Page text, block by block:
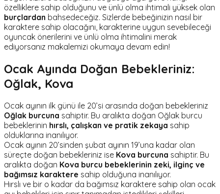
özelliklere sahip olduğunu ve ünlü olma ihtimali yüksek olan
burçlardan bahsedeceğiz. Sizlerde bebeğinizin nasıl bir
karaktere sahip olacağını, karakterine uygun sevebileceği
oyuncak önerilerini ve ünlü olma ihtimalini merak
ediyorsanız makalemizi okumaya devam edin!
Ocak Ayında Doğan Bebekleriniz:
Oğlak, Kova
Ocak ayının ilk günü ile 20’si arasında doğan bebekleriniz
Oğlak burcuna sahiptir. Bu aralıkta doğan Oğlak burcu
bebeklerinin hırslı, çalışkan ve pratik zekaya sahip
olduklarına inanılıyor.
Ocak ayının 20’sinden şubat ayının 19’una kadar olan
süreçte doğan bebekleriniz ise Kova burcuna sahiptir. Bu
aralıkta doğan Kova burcu bebeklerinin zeki, ilginç ve
bağımsız karaktere sahip olduğuna inanılıyor.
Hırslı ve bir o kadar da bağımsız karaktere sahip olan ocak